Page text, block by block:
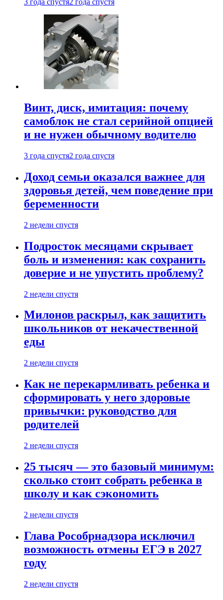
3 года спустя2 года спустя
Винт, диск, имитация: почему
самоблок не стал серийной опцией
и не нужен обычному водителю
3 года спустя2 года спустя
Доход семьи оказался важнее для
здоровья детей, чем поведение при
беременности
2 недели спустя
Подросток месяцами скрывает
боль и изменения: как сохранить
доверие и не упустить проблему?
2 недели спустя
Милонов раскрыл, как защитить
школьников от некачественной
еды
2 недели спустя
Как не перекармливать ребенка и
сформировать у него здоровые
привычки: руководство для
родителей
2 недели спустя
25 тысяч — это базовый минимум:
сколько стоит собрать ребенка в
школу и как сэкономить
2 недели спустя
Глава Рособрнадзора исключил
возможность отмены ЕГЭ в 2027
году
2 недели спустя